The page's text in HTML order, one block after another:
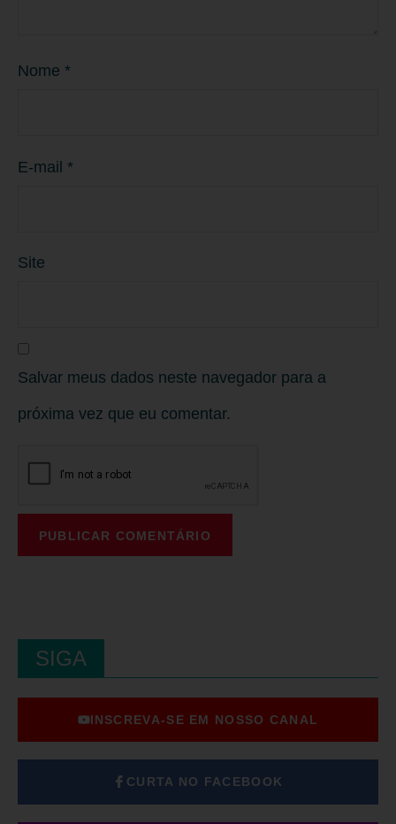
Nome *
E-mail *
Site
Salvar meus dados neste navegador para a
próxima vez que eu comentar.
SIGA
INSCREVA-SE EM NOSSO CANAL
CURTA NO FACEBOOK